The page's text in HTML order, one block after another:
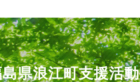
県浪江町支援活動